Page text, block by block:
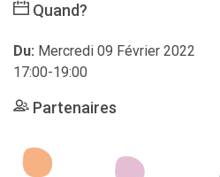
Quand?
Du: Mercredi 09 Février 2022
17:00-19:00
Partenaires